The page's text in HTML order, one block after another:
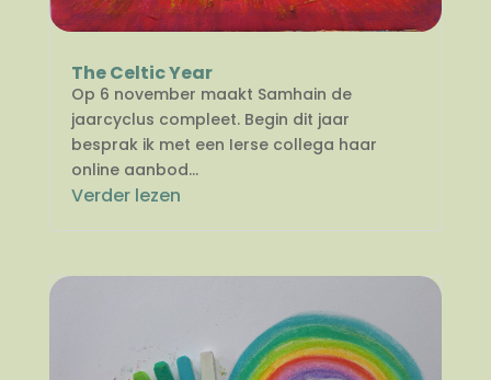
The Celtic Year
Op 6 november maakt Samhain de
jaarcyclus compleet. Begin dit jaar
besprak ik met een Ierse collega haar
online aanbod...
Verder lezen